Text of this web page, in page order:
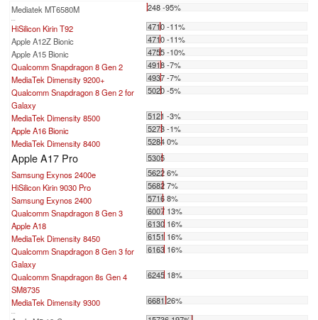
Mediatek MT6580M 248 -95%
...
HiSilicon Kirin T92
4710 -11%
Apple A12Z Bionic
4710 -11%
Apple A15 Bionic
4755 -10%
Qualcomm Snapdragon 8 Gen 2
4918 -7%
MediaTek Dimensity 9200+
4937 -7%
Qualcomm Snapdragon 8 Gen 2 for
Galaxy
5020 -5%
MediaTek Dimensity 8500
5121 -3%
Apple A16 Bionic
5273 -1%
MediaTek Dimensity 8400
5284 0%
Apple A17 Pro
5305
Samsung Exynos 2400e
5622 6%
HiSilicon Kirin 9030 Pro
5682 7%
Samsung Exynos 2400
5716 8%
Qualcomm Snapdragon 8 Gen 3
6007 13%
Apple A18
6130 16%
MediaTek Dimensity 8450
6151 16%
Qualcomm Snapdragon 8 Gen 3 for
Galaxy
6163 16%
Qualcomm Snapdragon 8s Gen 4
SM8735
6245 18%
MediaTek Dimensity 9300 6681 26%
...